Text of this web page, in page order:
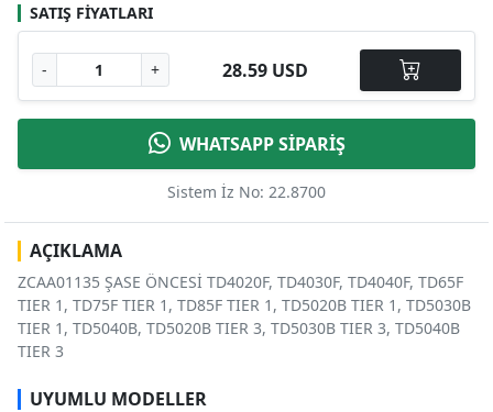
SATIŞ FIYATLARI
- + 28.59 USD
WHATSAPP SİPARİŞ
Sistem İz No: 22.8700
AÇIKLAMA
ZCAA01135 ŞASE ÖNCESİ TD4020F, TD4030F, TD4040F, TD65F
TIER 1, TD75F TIER 1, TD85F TIER 1, TD5020B TIER 1, TD5030B
TIER 1, TD5040B, TD5020B TIER 3, TD5030B TIER 3, TD5040B
TIER 3
UYUMLU MODELLER